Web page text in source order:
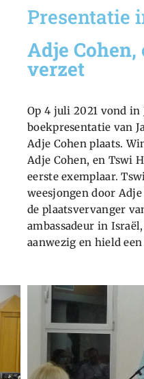
Presentatie
Adje
verzet
Op 4 juli 2021 vond in
boekpresentatie van
Adje Cohen plaats.
Adje Cohen, en Tswi
eerste exemplaar.
weesjongen door
de plaatsvervanger
ambassadeur in
aanwezig en hield